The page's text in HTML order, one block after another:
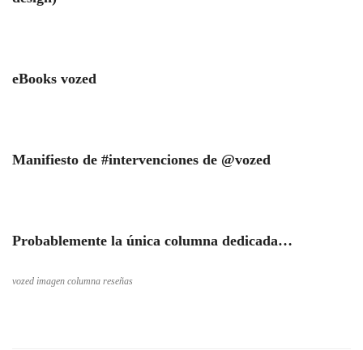
eBooks vozed
Manifiesto de #intervenciones de @vozed
Probablemente la única columna dedicada…
vozed imagen columna reseñas